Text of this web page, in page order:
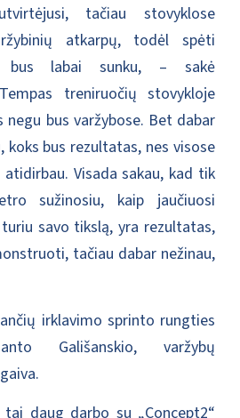
tačiau stovyklose
atkarpų, todėl spėti
bus labai sunku, – sakė
treniruočių stovykloje
negu bus varžybose. Bet dabar
koks bus rezultatas, nes visose
Visada sakau, kad tik
sužinosiu, kaip jaučiuosi
savo tikslą, yra rezultatas,
tačiau dabar nežinau,
irklavimo sprinto rungties
Gališanskio, varžybų
daug darbo su „Concept2“